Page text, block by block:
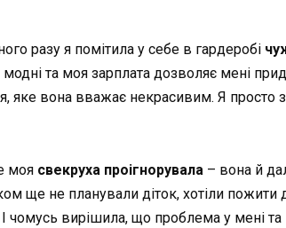
разу я помітила у себе в гардеробі
та моя зарплата дозволяє мені
яке вона вважає некрасивим. Я просто
моя свекруха проігнорувала – вона й
ще не планували діток, хотіли
І чомусь вирішила, що проблема у мені